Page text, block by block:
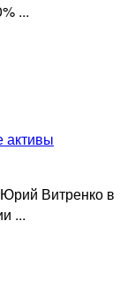
...
активы
Витренко в
...